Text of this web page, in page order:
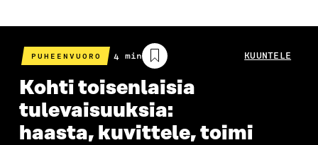
PUHEENVUORO
Arvioitu
lukuaika
4 min KUUNTELE
Kohti toisenlaisia
tulevaisuuksia:
haasta, kuvittele, toimi